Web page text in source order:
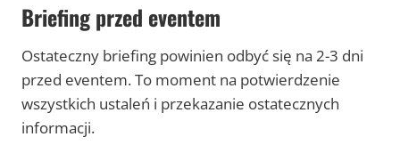
Briefing przed eventem
Ostateczny briefing powinien odbyć się na 2-3 dni
przed eventem. To moment na potwierdzenie
wszystkich ustaleń i przekazanie ostatecznych
informacji.